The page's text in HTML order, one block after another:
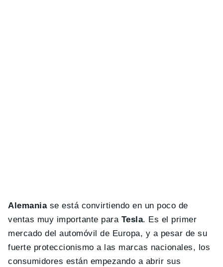
Alemaniase está convirtiendo en un poco de
ventas muy importante para Tesla. Es el primer
mercado del automóvil de Europa, y a pesar de su
fuerte proteccionismo a las marcas nacionales, los
consumidores están empezando a abrir sus